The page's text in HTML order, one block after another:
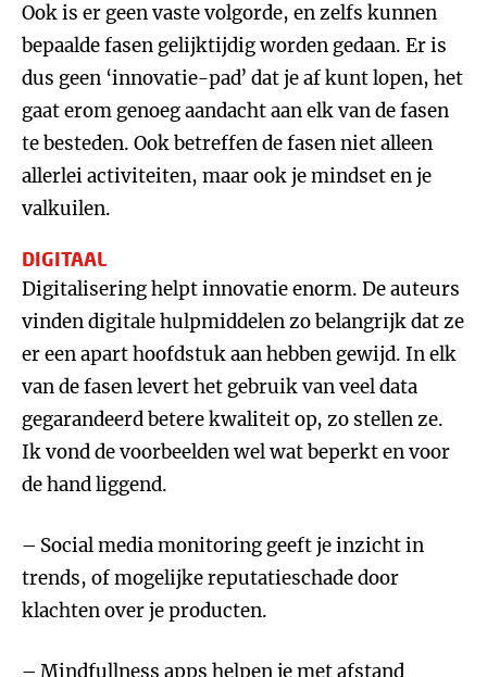
Ook is er geen vaste volgorde, en zelfs kunnen
bepaalde fasen gelijktijdig worden gedaan. Er is
dus geen ‘innovatie-pad’ dat je af kunt lopen, het
gaat erom genoeg aandacht aan elk van de fasen
te besteden. Ook betreffen de fasen niet alleen
allerlei activiteiten, maar ook je mindset en je
valkuilen.
DIGITAAL
Digitalisering helpt innovatie enorm. De auteurs
vinden digitale hulpmiddelen zo belangrijk dat ze
er een apart hoofdstuk aan hebben gewijd. In elk
van de fasen levert het gebruik van veel data
gegarandeerd betere kwaliteit op, zo stellen ze.
Ik vond de voorbeelden wel wat beperkt en voor
de hand liggend.
– Social media monitoring geeft je inzicht in
trends, of mogelijke reputatieschade door
klachten over je producten.
– Mindfullness apps helpen je met afstand